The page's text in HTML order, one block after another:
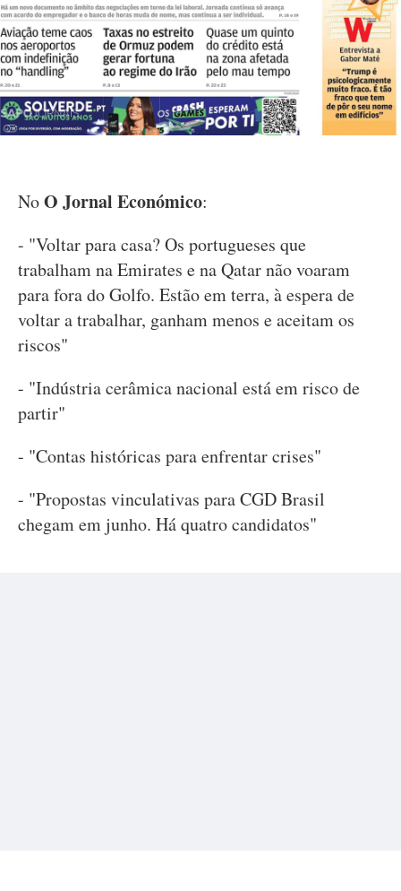
NoO Jornal Económico:
- "Voltar para casa? Os portugueses que
trabalham na Emirates e na Qatar não voaram
para fora do Golfo. Estão em terra, à espera de
voltar a trabalhar, ganham menos e aceitam os
riscos"
- "Indústria cerâmica nacional está em risco de
partir"
- "Contas históricas para enfrentar crises"
- "Propostas vinculativas para CGD Brasil
chegam em junho. Há quatro candidatos"